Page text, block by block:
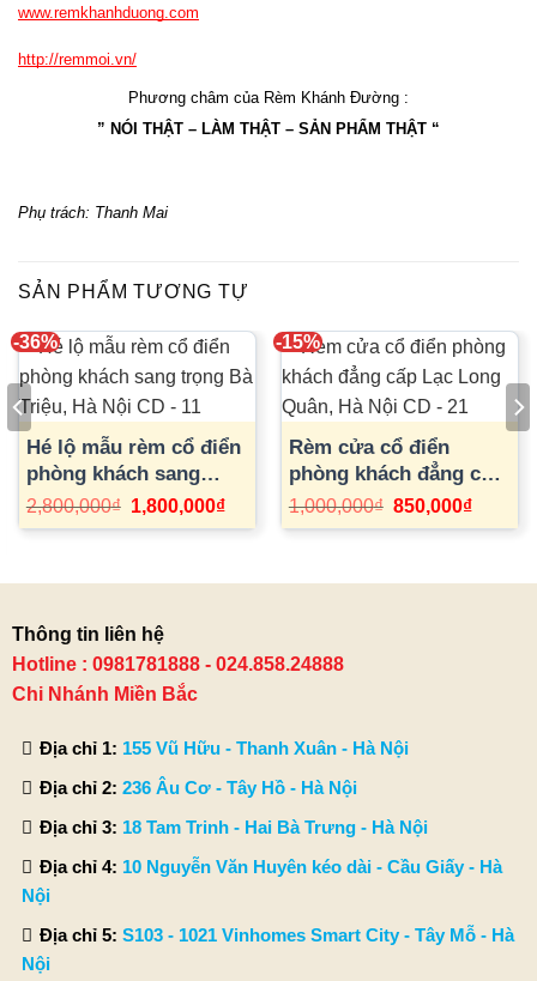
www.remkhanhduong.com
http://remmoi.vn/
Phương châm của Rèm Khánh Đường :
” NÓI THẬT – LÀM THẬT – SẢN PHẨM THẬT “
Phụ trách: Thanh Mai
SẢN PHẨM TƯƠNG TỰ
-36%
Hé lộ mẫu rèm cổ điển
phòng khách sang
trọng Bà Triệu, Hà Nội
CD – 11
2,800,000₫
Giá
gốc
là:
1,800,000₫Giá
tại
-15%
Rèm cửa cổ điển
phòng khách đẳng cấp
Lạc Long Quân, Hà Nội
CD – 21
1,000,000₫ Giá
là:
850,000₫Giá
tại
Thông tin liên hệ
Hotline : 0981781888 - 024.858.24888
Chi Nhánh Miền Bắc
Địa chỉ 1: 155 Vũ Hữu - Thanh Xuân - Hà Nội
Địa chỉ 2: 236 Âu Cơ - Tây Hồ - Hà Nội
Địa chỉ 3: 18 Tam Trinh - Hai Bà Trưng - Hà Nội
Địa chỉ 4: 10 Nguyễn Văn Huyên kéo dài - Cầu Giấy - Hà
Nội
Địa chỉ 5: S103 - 1021 Vinhomes Smart City - Tây Mỗ - Hà
Nội